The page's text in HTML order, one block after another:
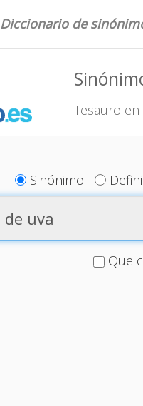
Diccionario de
Tesauro
Sinónimo
Que